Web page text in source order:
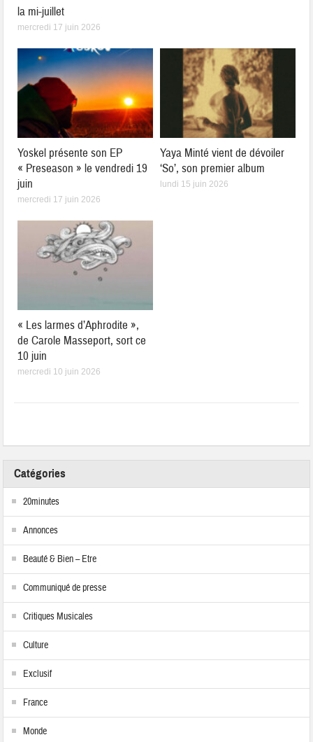
la mi-juillet
mercredi 17 juin 2026
Yoskel présente son EP
« Preseason » le vendredi 19
juin
mercredi 17 juin 2026
Yaya Minté vient de dévoiler
‘So’, son premier album
lundi 15 juin 2026
« Les larmes d’Aphrodite »,
de Carole Masseport, sort ce
10 juin
mercredi 10 juin 2026
Catégories
20minutes
Annonces
Beauté & Bien – Etre
Communiqué de presse
Critiques Musicales
Culture
Exclusif
France
Monde